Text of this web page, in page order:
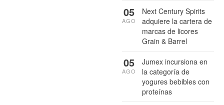
Next Century Spirits
adquiere la cartera de
marcas de licores
Grain & Barrel
05
AGO
Jumex incursiona en
la categoría de
yogures bebibles con
proteínas
05
AGO